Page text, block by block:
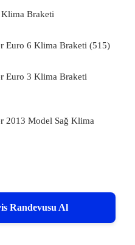
Braketi
Euro 6 Klima Braketi (515)
Euro 3 Klima Braketi
2013 Model Sağ Klima
Randevusu Al